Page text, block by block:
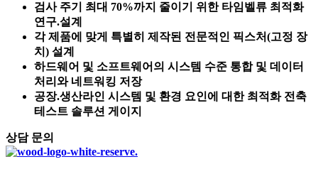
검사 주기 최대 70%까지 줄이기 위한 타임벨류 최적화
연구.설계
각 제품에 맞게 특별히 제작된 전문적인 픽스처(고정 장
치) 설계
하드웨어 및 소프트웨어의 시스템 수준 통합 및 데이터
처리와 네트워킹 저장
공장.생산라인 시스템 및 환경 요인에 대한 최적화 전축
테스트 솔루션 게이지
상담 문의